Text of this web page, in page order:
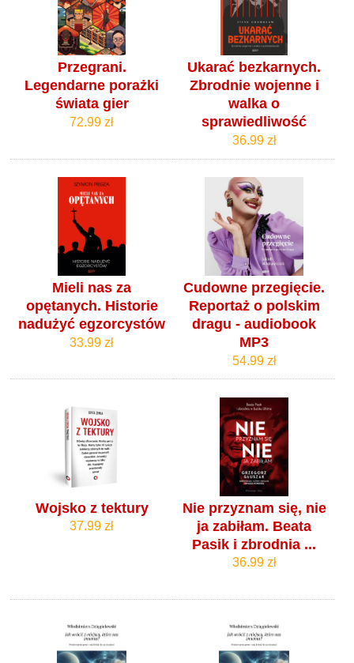
Przegrani.
Legendarne porażki
świata gier
72.99 zł
Ukarać bezkarnych.
Zbrodnie wojenne i
walka o
sprawiedliwość
36.99 zł
Mieli nas za
opętanych. Historie
nadużyć egzorcystów
33.99 zł
Cudowne przegięcie.
Reportaż o polskim
dragu - audiobook
MP3
54.99 zł
Wojsko z tektury
37.99 zł
Nie przyznam się, nie
ja zabiłam. Beata
Pasik i zbrodnia ...
36.99 zł